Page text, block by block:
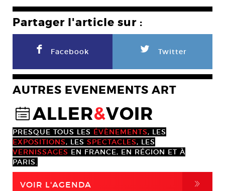
Partager l'article sur :
F Facebook L Twitter
AUTRES EVENEMENTS ART
@ALLER&VOIR
PRESQUE TOUS LES ÉVÈNEMENTS, LES
EXPOSITIONS, LES SPECTACLES, LES
VERNISSAGES EN FRANCE, EN RÉGION ET À
PARIS.
VOIR L'AGENDA ,